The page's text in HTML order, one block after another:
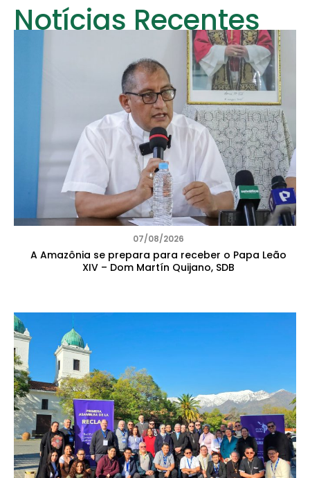
Notícias Recentes
07/08/2026
A Amazônia se prepara para receber o Papa Leão
XIV – Dom Martín Quijano, SDB